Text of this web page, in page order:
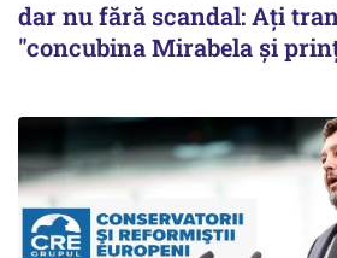
dar nu fără scandal: Ați
"concubina Mirabela şi